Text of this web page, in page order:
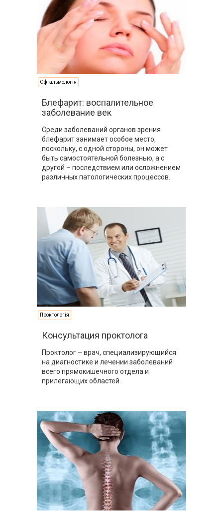
Офтальмологія
Блефарит: воспалительное
заболевание век
Среди заболеваний органов зрения
блефарит занимает особое место,
поскольку, с одной стороны, он может
быть самостоятельной болезнью, а с
другой – последствием или осложнением
различных патологических процессов.
Проктологія
Консультация проктолога
Проктолог – врач, специализирующийся
на диагностике и лечении заболеваний
всего прямокишечного отдела и
прилегающих областей.